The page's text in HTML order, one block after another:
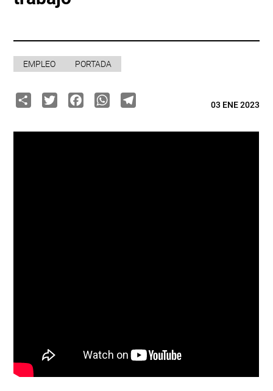
EMPLEO PORTADA
ShareTwitterFacebook
WhatsApp
Telegram03 ENE 2023